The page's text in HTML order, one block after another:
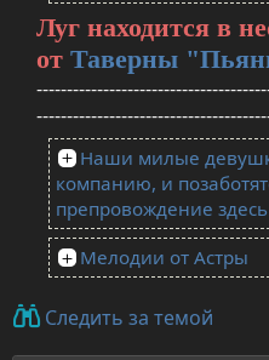
Луг находится в
от Таверны
Наши милые
компанию, и
препровождение здесь
Мелодии от Астры
Следить за темой